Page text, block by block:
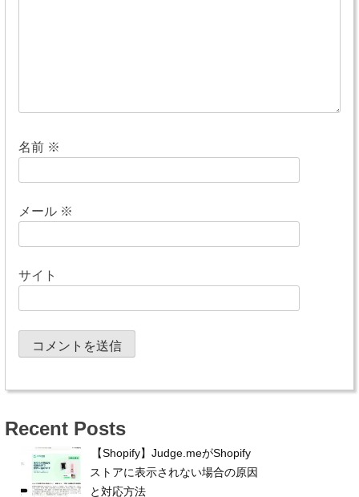
名前 ※
メール ※
サイト
Recent Posts
【Shopify】Judge.meがShopify
ストアに表示されない場合の原因
と対応方法